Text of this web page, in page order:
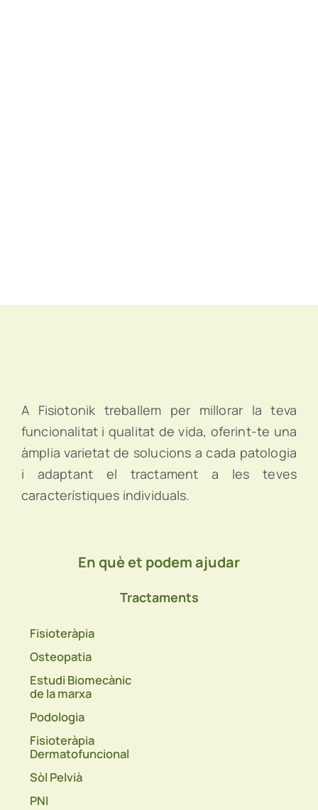
A Fisiotonik treballem per millorar la teva
funcionalitat i qualitat de vida, oferint-te una
àmplia varietat de solucions a cada patologia
i adaptant el tractament a les teves
característiques individuals.
En què et podem ajudar
Tractaments
Fisioteràpia
Osteopatia
Estudi Biomecànic
de la marxa
Podologia
Fisioteràpia
Dermatofuncional
Sòl Pelvià
PNI